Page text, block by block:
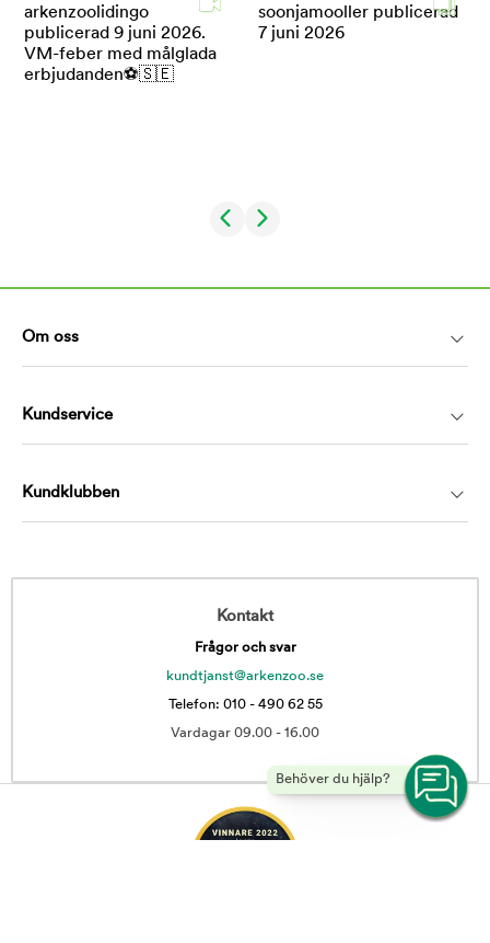
Behöver du hjälp?
Om oss
Kundservice
Kundklubben
Kontakt
Frågor och svar
kundtjanst@arkenzoo.se
Telefon: 010 - 490 62 55
Vardagar 09.00 - 16.00